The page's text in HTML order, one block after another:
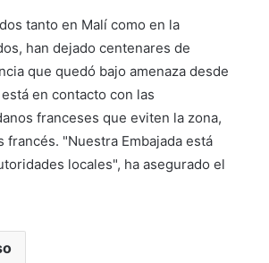
tanto en Malí como en la
han dejado centenares de
que quedó bajo amenaza desde
en contacto con las
franceses que eviten la zona,
"Nuestra Embajada está
locales", ha asegurado el